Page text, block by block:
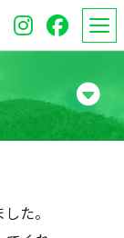
た。